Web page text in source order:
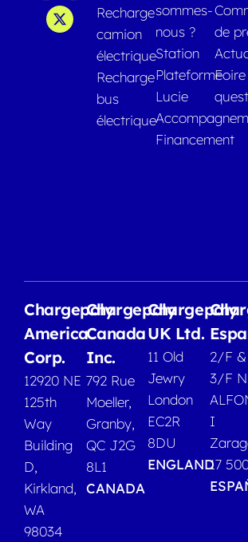
Recharge
camion
électrique
Recharge
bus
électrique
sommes-
nous ?
Station
Plateforme
Lucie
Financement
de
Chargepoly
America
Corp.
12920 NE
125th
Way
Building
D,
Kirkland,
WA
98034
Chargepoly
Canada
Inc.
792 Rue
Moeller,
Granby,
QC J2G
8L1
CANADA
Chargepoly
UK Ltd.
11 Old
Jewry
London
EC2R
8DU
ENGLAND
2/F &
3/F
I
17